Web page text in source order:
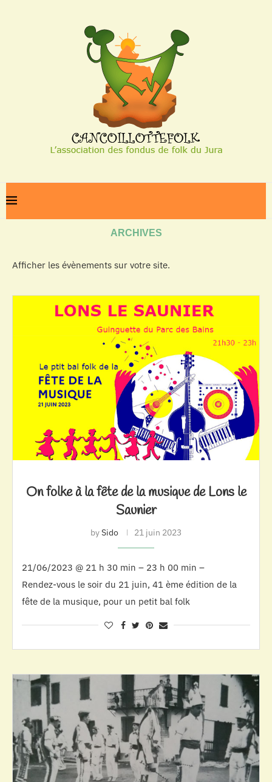
ARCHIVES
Afficher les évènements sur votre site.
On folke à la fête de la musique de Lons le
Saunier
bySido 21 juin 2023
21/06/2023 @ 21 h 30 min – 23 h 00 min –
Rendez-vous le soir du 21 juin, 41 ème édition de la
fête de la musique, pour un petit bal folk